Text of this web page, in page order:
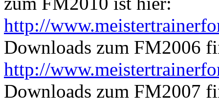
http://
Downloads zum FM2006
http://
Downloads zum FM2007